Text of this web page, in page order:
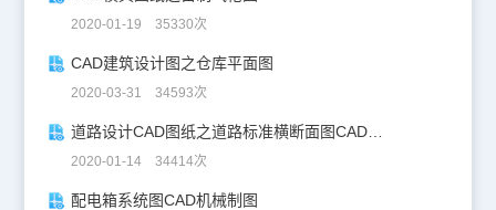
2020-01-19 35330次
CAD建筑设计图之仓库平面图
2020-03-31 34593次
道路设计CAD图纸之道路标准横断面图CAD图纸
2020-01-14 34414次
配电箱系统图CAD机械制图